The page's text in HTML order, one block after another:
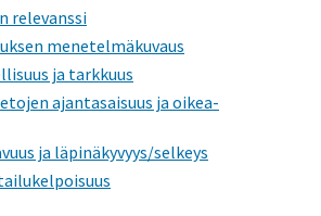
relevanssi
menetelmäkuvaus
ja tarkkuus
ajantasaisuus ja oikea-
ja läpinäkyvyys/selkeys